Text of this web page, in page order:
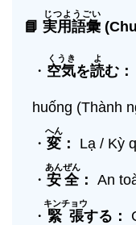
📘 実用語彙
じつようごい
・ 空気
くうき
を読
よ
む：
huống (Thành
・ 変
へん
： Lạ / Kỳ
・ 安全
あんぜん
： An
・ 緊張
キンチョウ
する：